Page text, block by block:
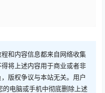
和内容信息都来自网络收集
将上述内容用于商业或者非
版权争议与本站无关。用户
电脑或手机中彻底删除上述